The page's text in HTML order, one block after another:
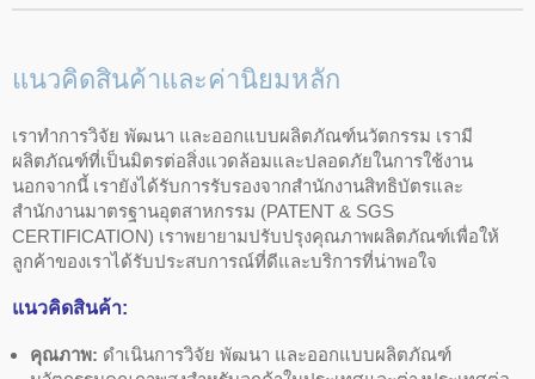
แนวคิดสินค้าและค่านิยมหลัก
เราทำการวิจัย พัฒนา และออกแบบผลิตภัณฑ์นวัตกรรม เรามี
ผลิตภัณฑ์ที่เป็นมิตรต่อสิ่งแวดล้อมและปลอดภัยในการใช้งาน
นอกจากนี้ เรายังได้รับการรับรองจากสำนักงานสิทธิบัตรและ
สำนักงานมาตรฐานอุตสาหกรรม (PATENT & SGS
CERTIFICATION) เราพยายามปรับปรุงคุณภาพผลิตภัณฑ์เพื่อให้
ลูกค้าของเราได้รับประสบการณ์ที่ดีและบริการที่น่าพอใจ
แนวคิดสินค้า:
คุณภาพ: ดำเนินการวิจัย พัฒนา และออกแบบผลิตภัณฑ์